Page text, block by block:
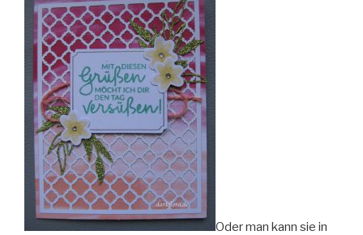
Oder man kann sie in